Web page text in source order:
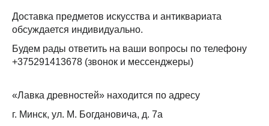
Доставка предметов искусства и антиквариата
обсуждается индивидуально.
Будем рады ответить на ваши вопросы по телефону
+375291413678 (звонок и мессенджеры)
«Лавка древностей» находится по адресу
г. Минск, ул. М. Богдановича, д. 7а